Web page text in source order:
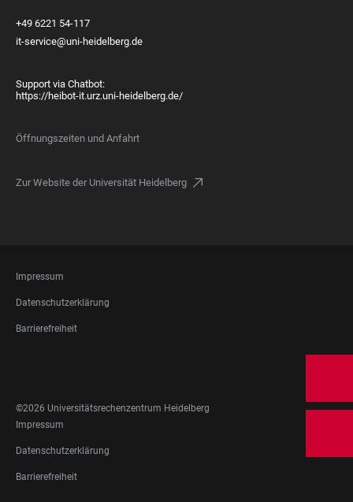
+49 6221 54-117
it-service@uni-heidelberg.de
Support via Chatbot:
https://heibot-it.urz.uni-heidelberg.de/
Öffnungszeiten und Anfahrt
Zur Website der Universität Heidelberg
FOOTER
LEGAL
Impressum
Datenschutzerklärung
Barrierefreiheit
MEDIA
©2026 Universitätsrechenzentrum Heidelberg
FOOTER
LEGAL
Impressum
Datenschutzerklärung
Barrierefreiheit